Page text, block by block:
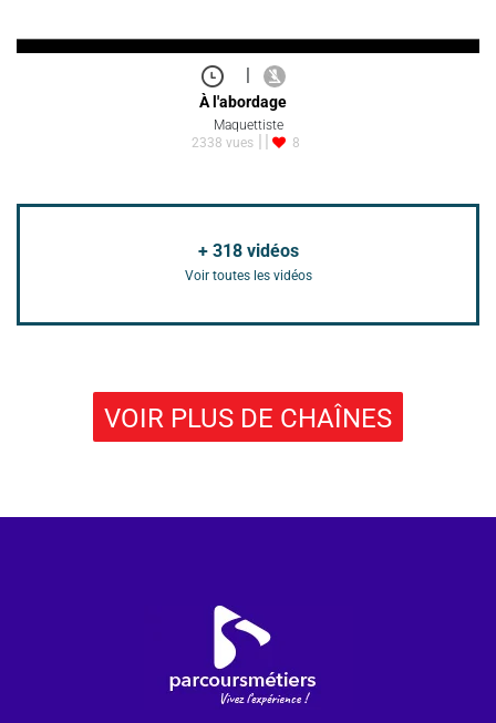
À l'abordage
Maquettiste
2338 vues
8
+ 318vidéos
Voir toutes les vidéos
VOIR PLUS DE CHAÎNES